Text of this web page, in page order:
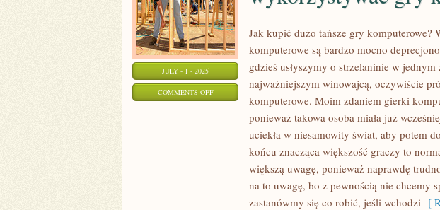
JULY - 1 - 2025
COMMENTS OFFON
Jak kupić dużo tańsze gry komputerowe?
komputerowe są bardzo mocno
gdzieś usłyszymy o strzelaninie w
najważniejszym winowajcą, oczywiście
komputerowe. Moim zdaniem gierki
ponieważ takowa osoba miała już
uciekła w niesamowity świat, aby potem
końcu znacząca większość graczy to
większą uwagę, ponieważ naprawdę
na to uwagę, bo z pewnością nie chcemy
zastanówmy się co robić, jeśli wchodzi [